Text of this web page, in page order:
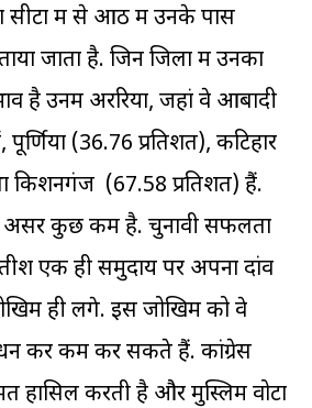
सीटों में से आठ में उनके पास
जाता है. जिन जिलों में उनका
है उनमें अररिया, जहां वे आबादी
(36.76 प्रतिशत), कटिहार
किशनगंज (67.58 प्रतिशत) हैं.
असर कुछ कम है. चुनावी सफलता
एक ही समुदाय पर अपना दांव
ही लेंगे. इस जोखिम को वे
कर कम कर सकते हैं. कांग्रेस
हासिल करती है और मुस्लिम वोटों